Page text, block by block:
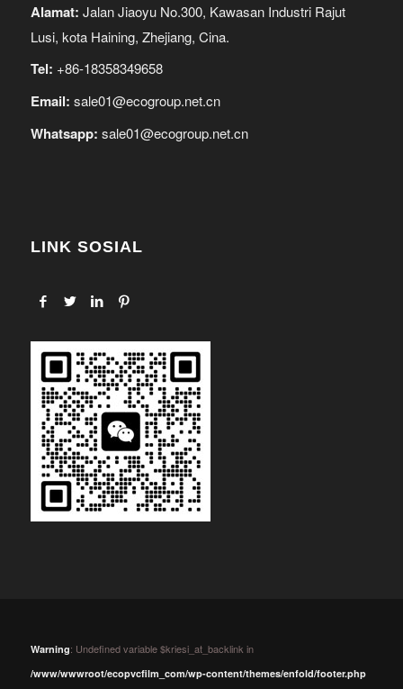
Alamat: Jalan Jiaoyu No.300, Kawasan Industri Rajut
Lusi, kota Haining, Zhejiang, Cina.
Tel: +86-18358349658
Email: sale01@ecogroup.net.cn
Whatsapp: sale01@ecogroup.net.cn
LINK SOSIAL
Warning: Undefined variable $kriesi_at_backlink in
/www/wwwroot/ecopvcfilm_com/wp-content/themes/enfold/footer.php